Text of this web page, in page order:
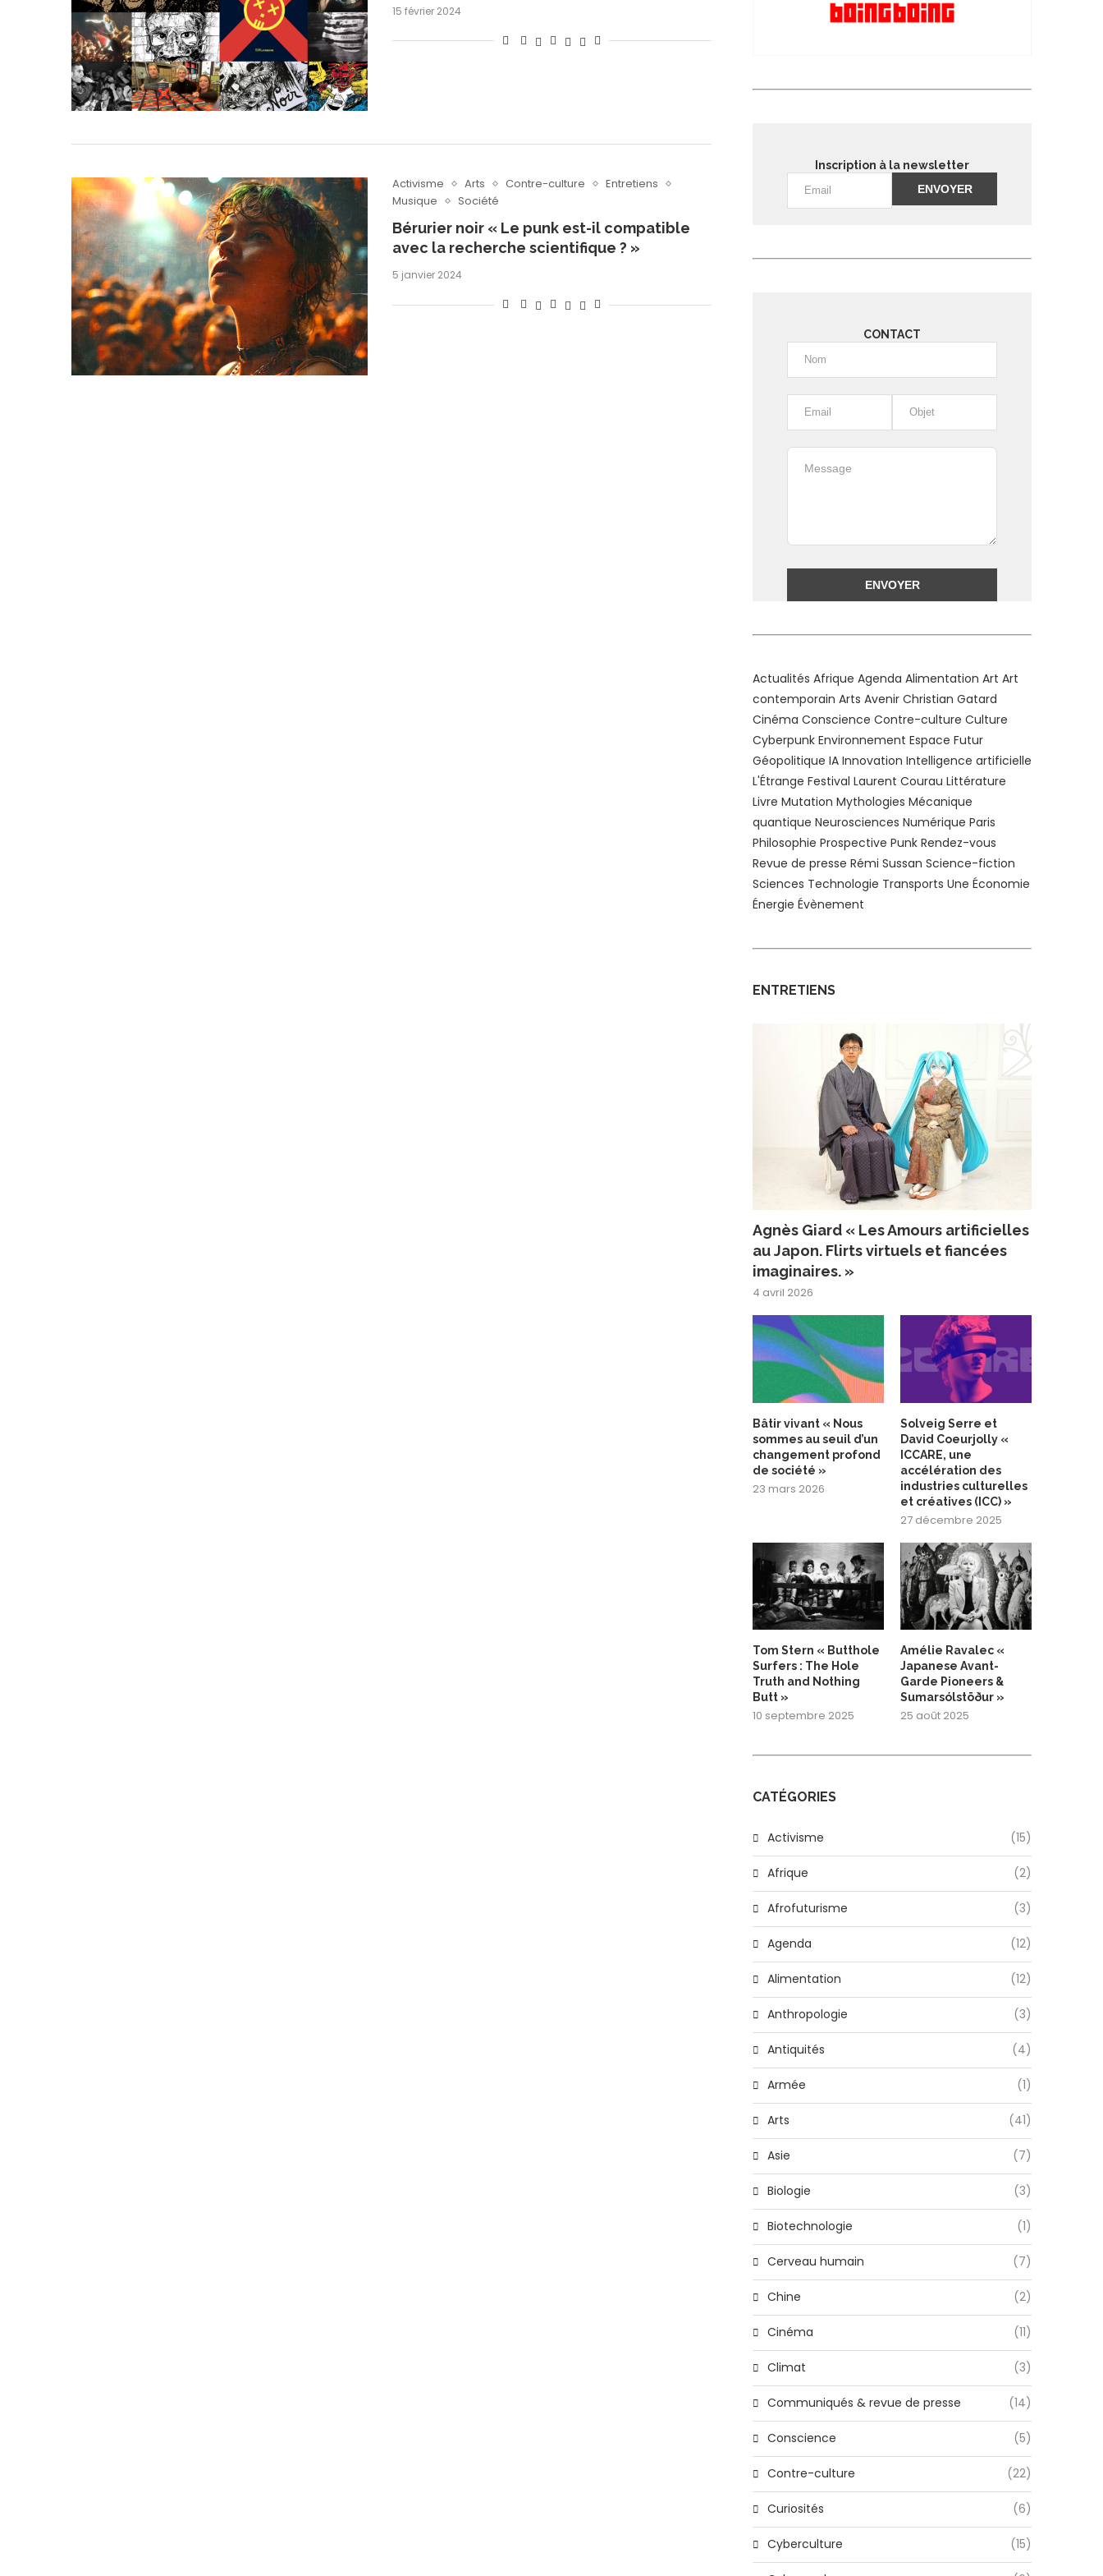
15 février 2024
Activisme Arts Contre-culture
Entretiens
Musique
Société
Bérurier noir « Le punk est-il compatible
avec la recherche scientifique ? »
5 janvier 2024
Inscription à la newsletter
CONTACT
Actualités Afrique Agenda Alimentation Art Art
contemporain Arts Avenir Christian Gatard
Cinéma Conscience Contre-culture Culture
Cyberpunk Environnement Espace Futur
Géopolitique IA Innovation Intelligence artificielle
L'Étrange Festival Laurent Courau Littérature
Livre Mutation Mythologies Mécanique
quantique Neurosciences Numérique Paris
Philosophie Prospective Punk Rendez-vous
Revue de presse Rémi Sussan Science-fiction
Sciences Technologie Transports Une Économie
Énergie Évènement
ENTRETIENS
Agnès Giard « Les Amours artificielles
au Japon. Flirts virtuels et fiancées
imaginaires. »
4 avril 2026
Bâtir vivant « Nous
sommes au seuil d’un
changement profond
de société »
23 mars 2026
Solveig Serre et
David Coeurjolly «
ICCARE, une
accélération des
industries culturelles
et créatives (ICC) »
27 décembre 2025
Tom Stern « Butthole
Surfers : The Hole
Truth and Nothing
Butt »
10 septembre 2025
Amélie Ravalec «
Japanese Avant-
Garde Pioneers &
Sumarsólstöður »
25 août 2025
CATÉGORIES
Activisme (15)
Afrique (2)
Afrofuturisme (3)
Agenda (12)
Alimentation (12)
Anthropologie (3)
Antiquités (4)
Armée (1)
Arts (41)
Asie (7)
Biologie (3)
Biotechnologie (1)
Cerveau humain (7)
Chine (2)
Cinéma (11)
Climat (3)
Communiqués & revue de presse (14)
Conscience (5)
Contre-culture (22)
Curiosités (6)
Cyberculture (15)